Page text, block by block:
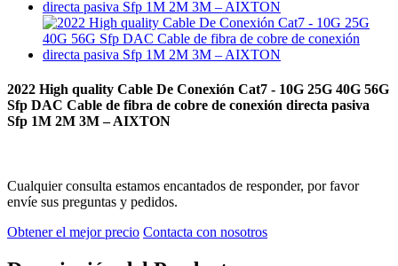
2022 High quality Cable De Conexión Cat7 - 10G 25G 40G 56G
Sfp DAC Cable de fibra de cobre de conexión directa pasiva
Sfp 1M 2M 3M – AIXTON
Cualquier consulta estamos encantados de responder, por favor
envíe sus preguntas y pedidos.
Obtener el mejor precio Contacta con nosotros